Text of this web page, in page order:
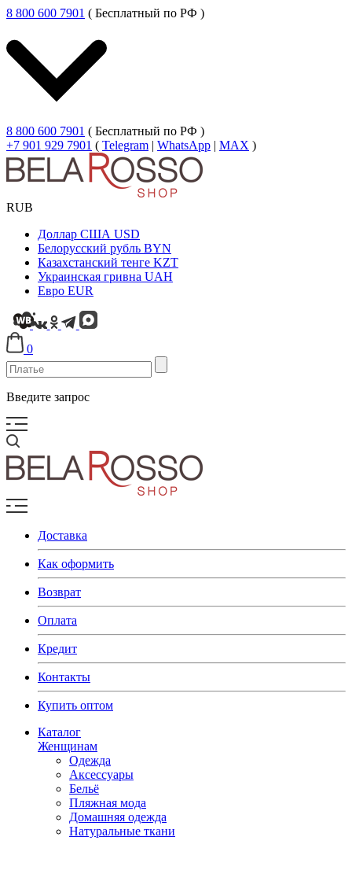
8 800 600 7901 ( Бесплатный по РФ )
8 800 600 7901 ( Бесплатный по РФ )
+7 901 929 7901 ( Telegram | WhatsApp | MAX )
RUB
Доллар США USD
Белорусский рубль BYN
Казахстанский тенге KZT
Украинская гривна UAH
Евро EUR
0
Введите запрос
Доставка
Как оформить
Возврат
Оплата
Кредит
Контакты
Купить оптом
Каталог
Женщинам
Одежда
Аксессуары
Бельё
Пляжная мода
Домашняя одежда
Натуральные ткани